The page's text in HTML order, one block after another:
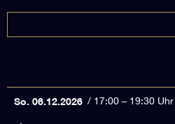
So. 06.12.2026 17:00 – 19:30 Uhr